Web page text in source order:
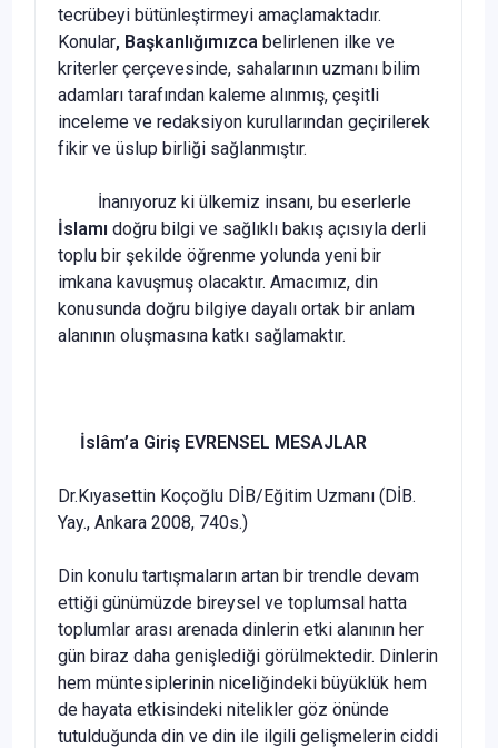
tecrübeyi bütünleştirmeyi amaçlamaktadır.
Konular, Başkanlığımızca belirlenen ilke ve
kriterler çerçevesinde, sahalarının uzmanı bilim
adamları tarafından kaleme alınmış, çeşitli
inceleme ve redaksiyon kurullarından geçirilerek
fikir ve üslup birliği sağlanmıştır.
İnanıyoruz ki ülkemiz insanı, bu eserlerle
İslamı doğru bilgi ve sağlıklı bakış açısıyla derli
toplu bir şekilde öğrenme yolunda yeni bir
imkana kavuşmuş olacaktır. Amacımız, din
konusunda doğru bilgiye dayalı ortak bir anlam
alanının oluşmasına katkı sağlamaktır.
İslâm’a Giriş EVRENSEL MESAJLAR
Dr.Kıyasettin Koçoğlu DİB/Eğitim Uzmanı (DİB.
Yay., Ankara 2008, 740s.)
Din konulu tartışmaların artan bir trendle devam
ettiği günümüzde bireysel ve toplumsal hatta
toplumlar arası arenada dinlerin etki alanının her
gün biraz daha genişlediği görülmektedir. Dinlerin
hem müntesiplerinin niceliğindeki büyüklük hem
de hayata etkisindeki nitelikler göz önünde
tutulduğunda din ve din ile ilgili gelişmelerin ciddi